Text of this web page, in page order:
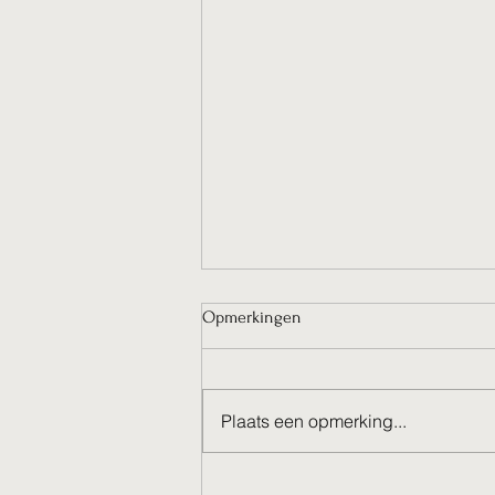
Opmerkingen
Plaats een opmerking...